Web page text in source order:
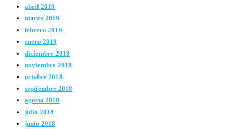
abril 2019
marzo 2019
febrero 2019
enero 2019
diciembre 2018
noviembre 2018
octubre 2018
septiembre 2018
agosto 2018
julio 2018
junio 2018